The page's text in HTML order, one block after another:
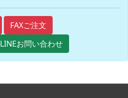
FAXご注文
LINEお問い合わせ